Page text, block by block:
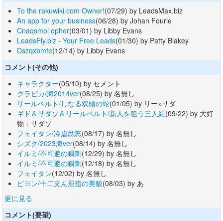
To the rakuwiki.com Owner!(07/29) by LeadsMax.biz
An app for your business(06/28) by Johan Fourie
Cnaqsmoi opher(03/01) by Libby Evans
LeadsFly.biz - Your Free Leads(01/30) by Patty Blakey
Dszqxbmfe(12/14) by Libby Evans
コメント(その他)
キャラクター(05/10) by セメント
クラピカ/海2014ver(08/25) by 名無し
リールベルト/しなる双頭の蛇(01/05) by リー×サダ
ギド＆サダソ＆リールベルト/新人を狙う三人組(09/22) by 大好
物：サダソ
フェイタン/冷虐忿怒(08/17) by 名無し
シズク/2023海ver(08/14) by 名無し
イルミ/不可避の瞬刺(12/29) by 名無し
イルミ/不可避の瞬刺(12/18) by 名無し
フェイタン(12/02) by 名無し
ピヨン/十二支ん屈指の美貌(08/03) by あ
更に見る
コメント(要望)